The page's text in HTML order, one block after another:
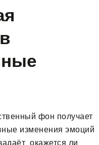
фон получает
изменения эмоций
окажется ли